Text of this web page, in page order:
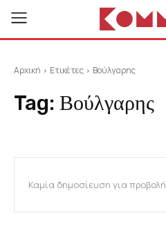
Αρχική Ετικέτες Βούλγαρης
Tag: Βούλγαρης
Καμία δημοσίευση για προβολή